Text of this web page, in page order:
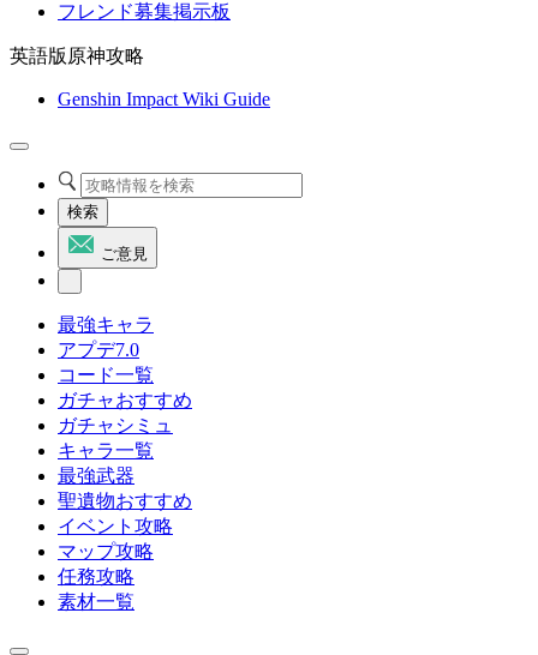
フレンド募集掲示板
英語版原神攻略
Genshin Impact Wiki Guide
検索
ご意見
最強キャラ
アプデ7.0
コード一覧
ガチャおすすめ
ガチャシミュ
キャラ一覧
最強武器
聖遺物おすすめ
イベント攻略
マップ攻略
任務攻略
素材一覧